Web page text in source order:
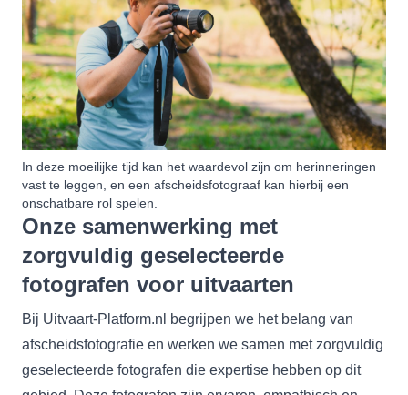
In deze moeilijke tijd kan het waardevol zijn om herinneringen
vast te leggen, en een afscheidsfotograaf kan hierbij een
onschatbare rol spelen.
Onze samenwerking met
zorgvuldig geselecteerde
fotografen voor uitvaarten
Bij Uitvaart-Platform.nl begrijpen we het belang van
afscheidsfotografie en werken we samen met zorgvuldig
geselecteerde fotografen die expertise hebben op dit